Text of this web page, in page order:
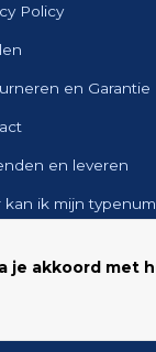
Policy
en Garantie
en leveren
kan ik mijn
je akkoord